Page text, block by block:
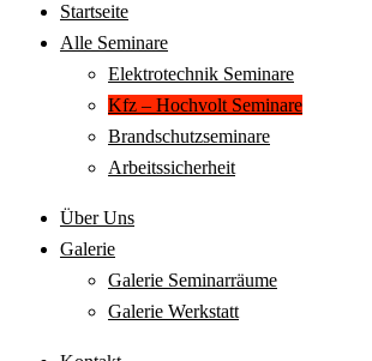
Startseite
Alle Seminare
Elektrotechnik Seminare
Kfz – Hochvolt Seminare
Brandschutzseminare
Arbeitssicherheit
Über Uns
Galerie
Galerie Seminarräume
Galerie Werkstatt